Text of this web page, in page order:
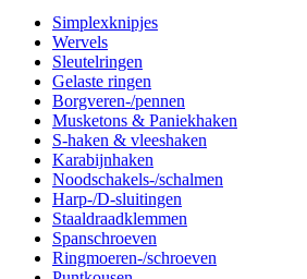
Simplexknipjes
Wervels
Sleutelringen
Gelaste ringen
Borgveren-/pennen
Musketons & Paniekhaken
S-haken & vleeshaken
Karabijnhaken
Noodschakels-/schalmen
Harp-/D-sluitingen
Staaldraadklemmen
Spanschroeven
Ringmoeren-/schroeven